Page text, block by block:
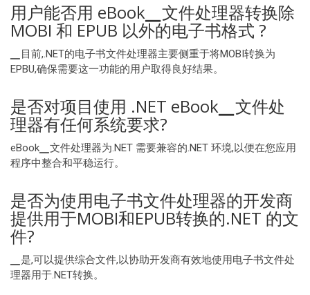
用户能否用 eBook▁文件处理器转换除
MOBI 和 EPUB 以外的电子书格式 ?
▁目前,.NET的电子书文件处理器主要侧重于将MOBI转换为
EPBU,确保需要这一功能的用户取得良好结果。
是否对项目使用 .NET eBook▁文件处
理器有任何系统要求?
eBook▁文件处理器为.NET 需要兼容的.NET 环境,以便在您应用
程序中整合和平稳运行。
是否为使用电子书文件处理器的开发商
提供用于MOBI和EPUB转换的.NET 的文
件?
▁是,可以提供综合文件,以协助开发商有效地使用电子书文件处
理器用于.NET转换。